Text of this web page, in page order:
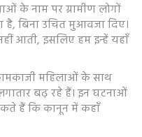
के नाम पर ग्रामीण लोगों
है, बिना उचित मुआवजा दिए।
आती, इसलिए हम इन्हें यहाँ
महिलाओं के साथ
बढ़ रहे हैं। इन घटनाओं
हैं कि कानून में कहाँ